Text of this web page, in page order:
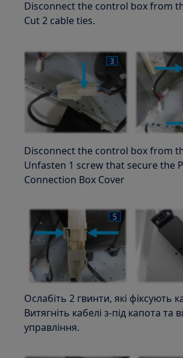
Disconnect the control box from
Cut 2 cable ties.
Disconnect the control box from
Unfasten 1 screw that secure the
Connection Box Cover
Ослабіть 2 гвинти, які фіксують
Витягніть кабелі з-під капота та
управління.